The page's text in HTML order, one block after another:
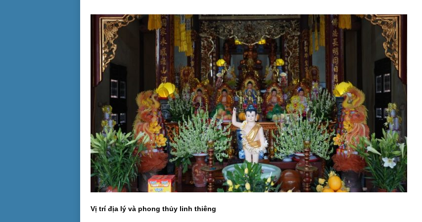
Vị trí địa lý và phong thủy linh thiêng